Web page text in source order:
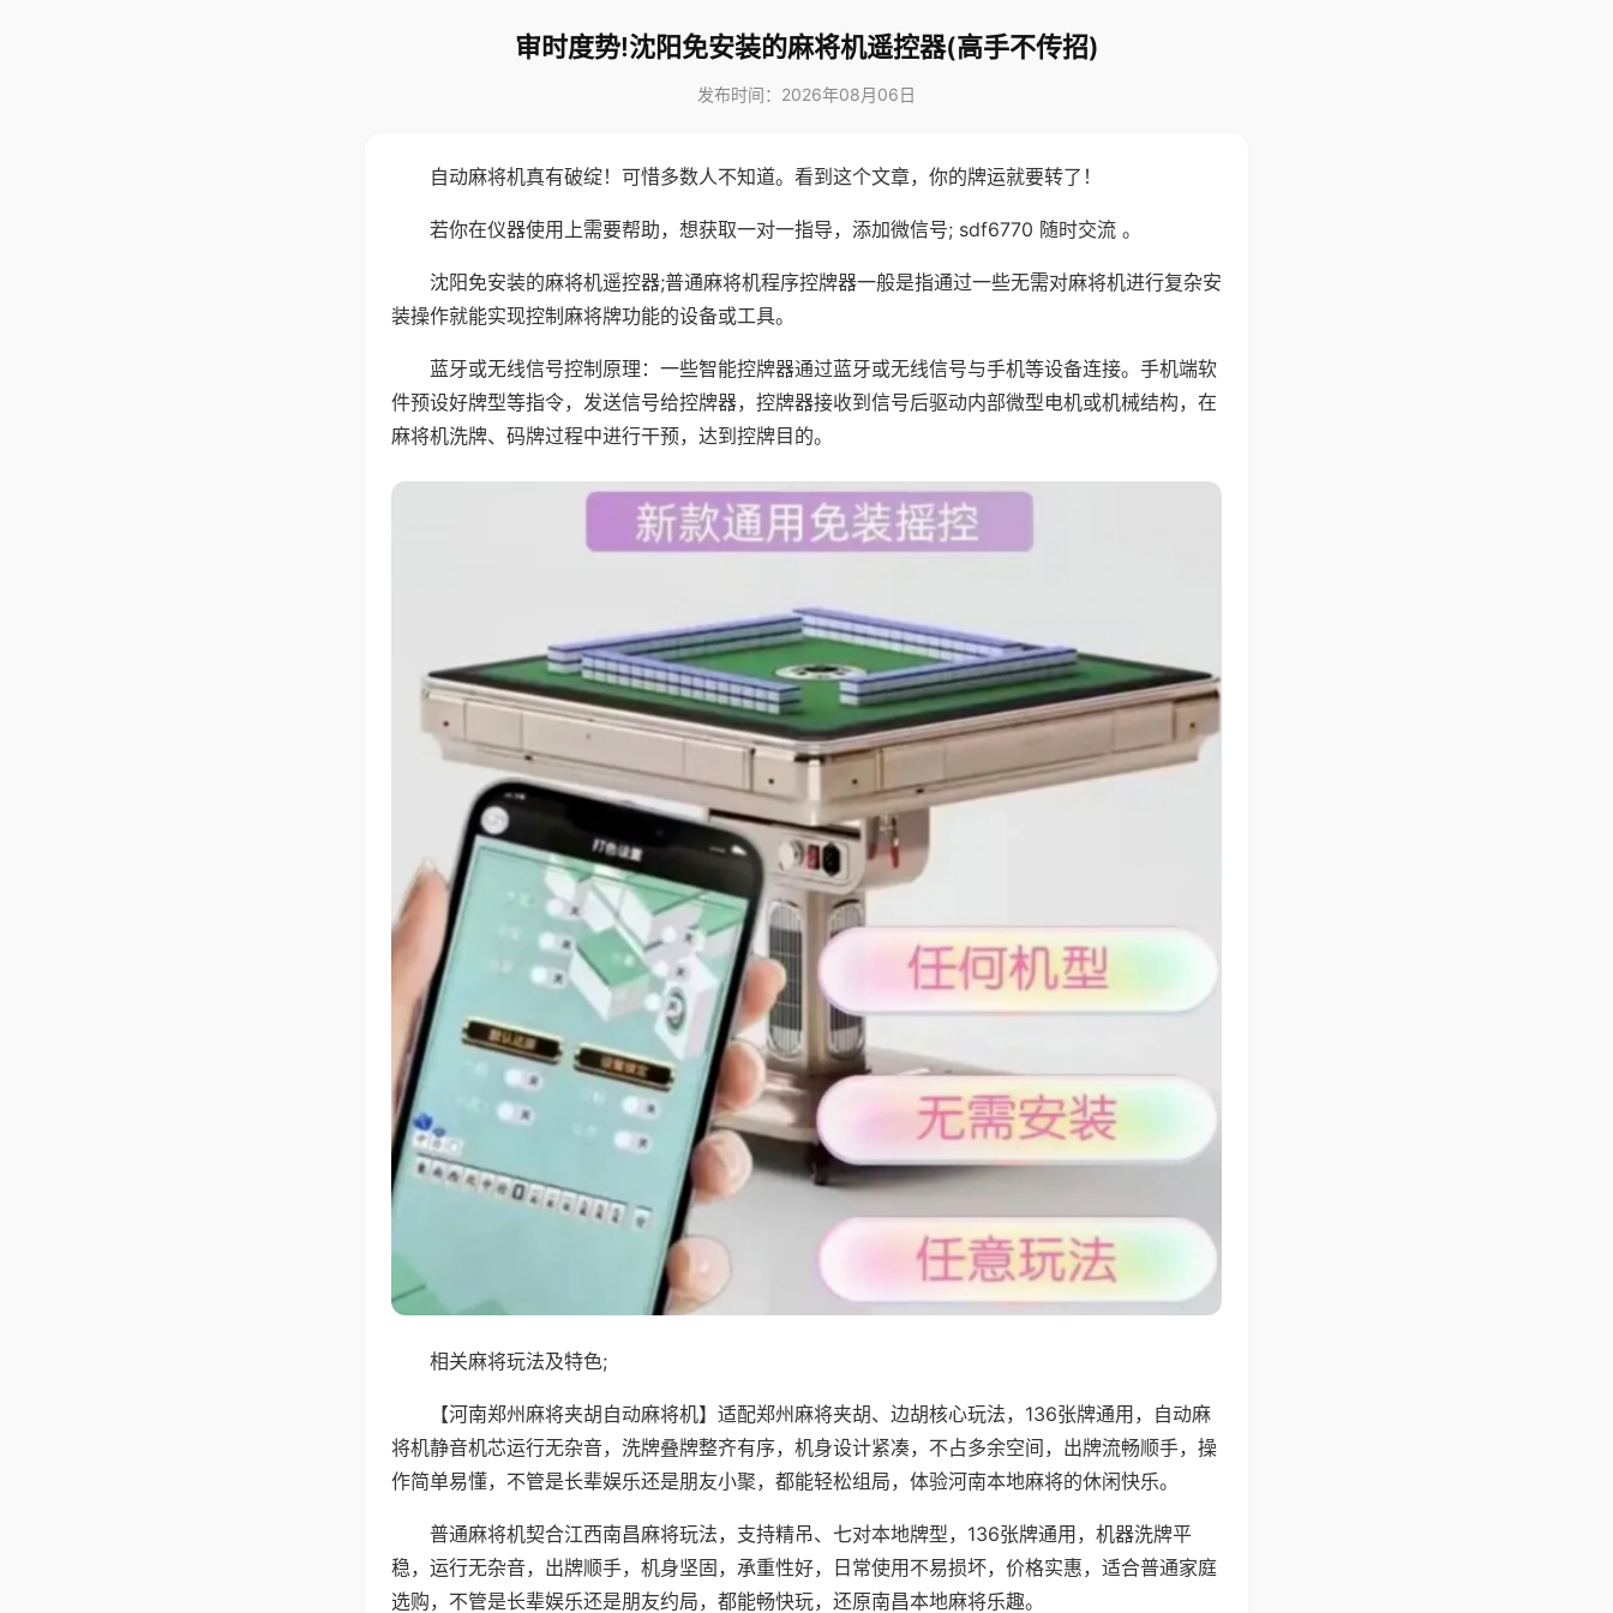
审时度势!沈阳免安装的麻将机遥控器(高手不传招)
发布时间：2026年08月06日
自动麻将机真有破绽！可惜多数人不知道。看到这个文章，你的牌运就要转了！
若你在仪器使用上需要帮助，想获取一对一指导，添加微信号; sdf6770 随时交流 。
沈阳免安装的麻将机遥控器;普通麻将机程序控牌器一般是指通过一些无需对麻将机进行复杂安
装操作就能实现控制麻将牌功能的设备或工具。
蓝牙或无线信号控制原理：一些智能控牌器通过蓝牙或无线信号与手机等设备连接。手机端软
件预设好牌型等指令，发送信号给控牌器，控牌器接收到信号后驱动内部微型电机或机械结构，在
麻将机洗牌、码牌过程中进行干预，达到控牌目的。
相关麻将玩法及特色;
【河南郑州麻将夹胡自动麻将机】适配郑州麻将夹胡、边胡核心玩法，136张牌通用，自动麻
将机静音机芯运行无杂音，洗牌叠牌整齐有序，机身设计紧凑，不占多余空间，出牌流畅顺手，操
作简单易懂，不管是长辈娱乐还是朋友小聚，都能轻松组局，体验河南本地麻将的休闲快乐。
普通麻将机契合江西南昌麻将玩法，支持精吊、七对本地牌型，136张牌通用，机器洗牌平
稳，运行无杂音，出牌顺手，机身坚固，承重性好，日常使用不易损坏，价格实惠，适合普通家庭
选购，不管是长辈娱乐还是朋友约局，都能畅快玩，还原南昌本地麻将乐趣。